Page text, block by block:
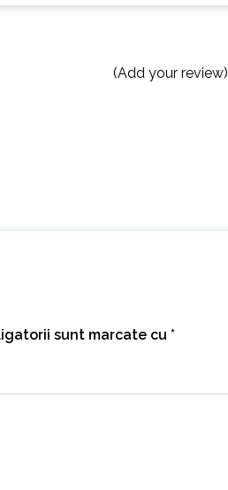
(Add your review)
sunt marcate cu *